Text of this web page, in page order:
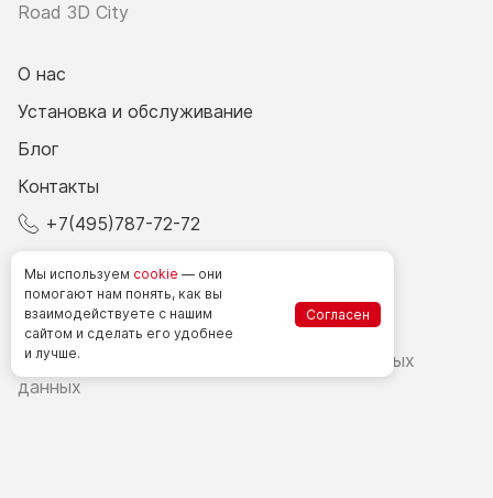
Road 3D City
О нас
Установка и обслуживание
Блог
Контакты
+7(495)787-72-72
Счетчики посетителей в РФ
Политика в области обработки персональных
данных
Мы используем cookie — они
помогают нам понять, как вы
взаимодействуете с нашим
сайтом и сделать его удобнее
и лучше.
Согласен